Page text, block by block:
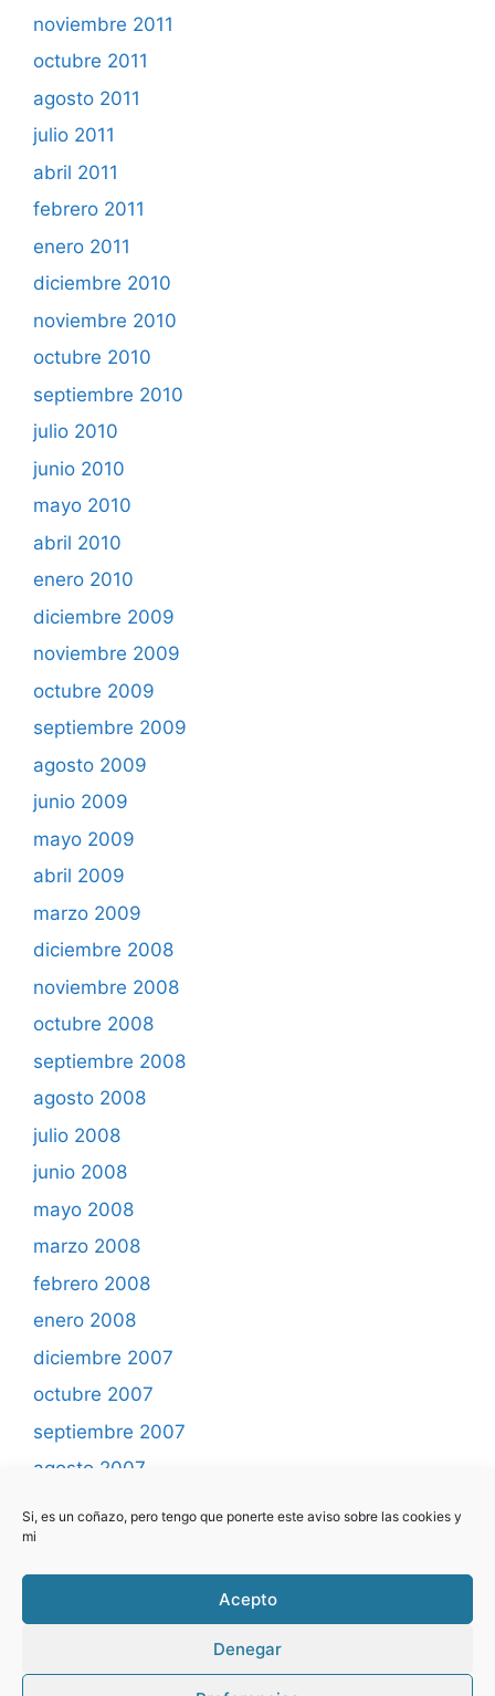
Si, es un coñazo, pero tengo que ponerte este aviso sobre las cookies y
mi
Acepto
Denegar
noviembre 2011
octubre 2011
agosto 2011
julio 2011
abril 2011
febrero 2011
enero 2011
diciembre 2010
noviembre 2010
octubre 2010
septiembre 2010
julio 2010
junio 2010
mayo 2010
abril 2010
enero 2010
diciembre 2009
noviembre 2009
octubre 2009
septiembre 2009
agosto 2009
junio 2009
mayo 2009
abril 2009
marzo 2009
diciembre 2008
noviembre 2008
octubre 2008
septiembre 2008
agosto 2008
julio 2008
junio 2008
mayo 2008
marzo 2008
febrero 2008
enero 2008
diciembre 2007
octubre 2007
septiembre 2007
agosto 2007
abril 2007
marzo 2007